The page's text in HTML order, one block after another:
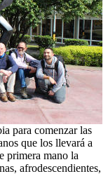
para comenzar las
que los llevará a
primera mano la
afrodescendientes,